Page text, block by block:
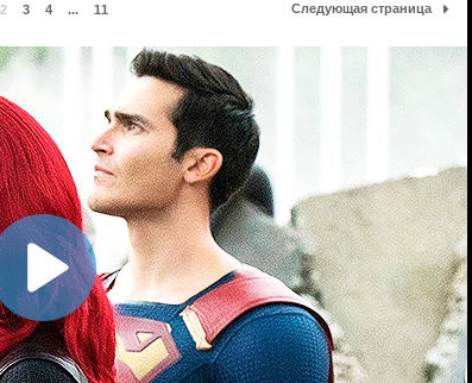
2 3 4 ... 11 Следующая страница